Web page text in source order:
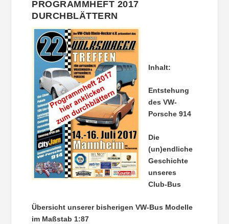
PROGRAMMHEFT 2017
DURCHBLÄTTERN
Inhalt:
Entstehung
des VW-
Porsche 914
Die
(un)endliche
Geschichte
unseres
Club-Bus
Übersicht unserer bisherigen VW-Bus Modelle
im Maßstab 1:87